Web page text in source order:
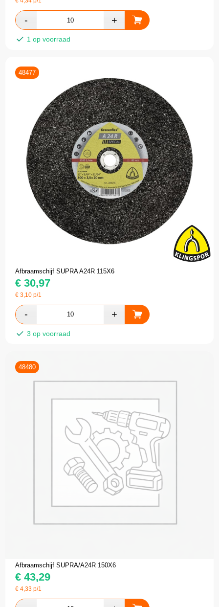
1 op voorraad
48477
Afbraamschijf SUPRA A24R 115X6
€ 30,97
€3,10 p/1
3 op voorraad
48480
Afbraamschijf SUPRA/A24R 150X6
€ 43,29
€4,33 p/1